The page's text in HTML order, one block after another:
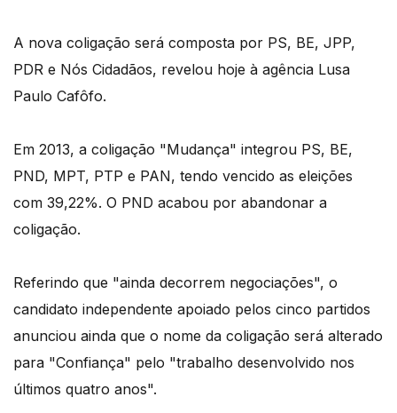
A nova coligação será composta por PS, BE, JPP,
PDR e Nós Cidadãos, revelou hoje à agência Lusa
Paulo Cafôfo.
Em 2013, a coligação "Mudança" integrou PS, BE,
PND, MPT, PTP e PAN, tendo vencido as eleições
com 39,22%. O PND acabou por abandonar a
coligação.
Referindo que "ainda decorrem negociações", o
candidato independente apoiado pelos cinco partidos
anunciou ainda que o nome da coligação será alterado
para "Confiança" pelo "trabalho desenvolvido nos
últimos quatro anos".